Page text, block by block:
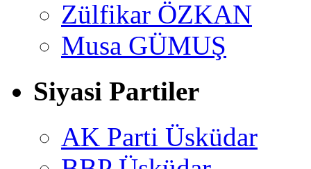
Zülfikar ÖZKAN
Musa GÜMUŞ
Siyasi Partiler
AK Parti Üsküdar